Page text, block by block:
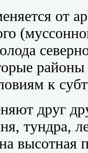
от
к
друг
тундра,
высотная